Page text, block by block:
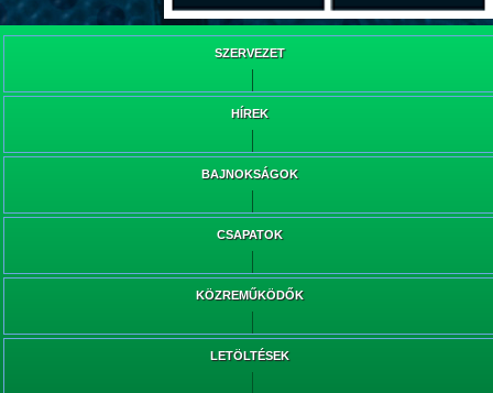
SZERVEZET
HÍREK
BAJNOKSÁGOK
CSAPATOK
KÖZREMŰKÖDŐK
LETÖLTÉSEK